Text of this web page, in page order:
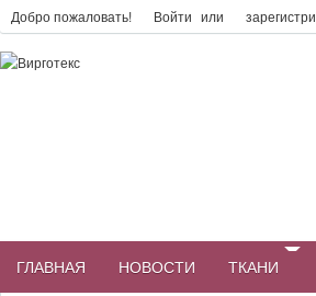
Добро пожаловать! Войти или
ГЛАВНАЯ НОВОСТИ ТКАНИ